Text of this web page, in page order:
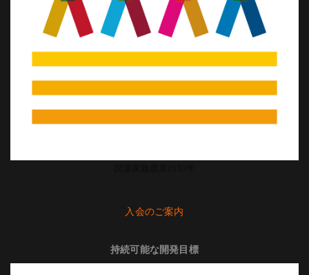
入会のご案内
持続可能な開発目標